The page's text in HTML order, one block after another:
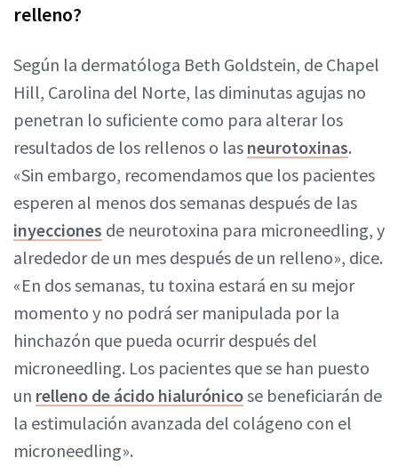
relleno?
Según la dermatóloga Beth Goldstein, de Chapel
Hill, Carolina del Norte, las diminutas agujas no
penetran lo suficiente como para alterar los
resultados de los rellenos o las neurotoxinas.
«Sin embargo, recomendamos que los pacientes
esperen al menos dos semanas después de las
inyecciones de neurotoxina para microneedling, y
alrededor de un mes después de un relleno», dice.
«En dos semanas, tu toxina estará en su mejor
momento y no podrá ser manipulada por la
hinchazón que pueda ocurrir después del
microneedling. Los pacientes que se han puesto
un relleno de ácido hialurónicose beneficiarán de
la estimulación avanzada del colágeno con el
microneedling».